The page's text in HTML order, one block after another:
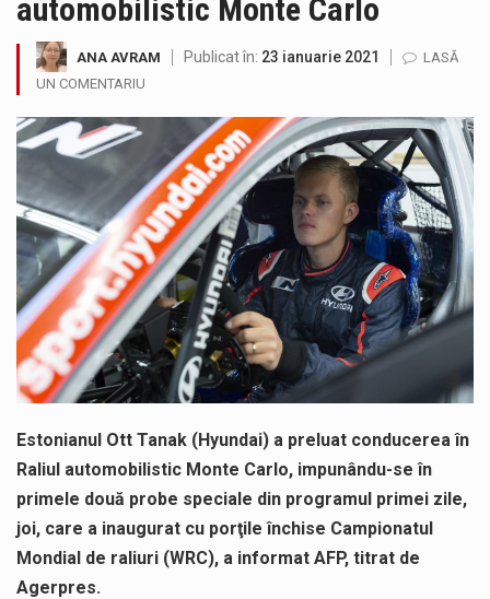
Fostul deputat si primar Cătălin Cherecheș a fost invitat la Horia Nasra Show unde a sustinut o dezbatere pe teme…
Liceul Ucrainean „Taras Șevcenko” din Sighetu Marmației, singurul liceu din România cu predare în limba ucraineană, are potențialul de a-și…
Proiectul pentru reconstrucția definitivă a podului peste râul Săsar din Baia Mare avansează într-o nouă etapă concretă. După asigurarea finanțării…
COD GALBEN. Interval de valabilitate: 07 august, ora 12.00 – 07 august, ora 23.00 / Fenomene vizate: instabilitate atmosferică, intensificări…
automobilistic Monte Carlo
ANA AVRAM Publicat în: 23 ianuarie 2021
LASĂ
UN COMENTARIU
Estonianul Ott Tanak (Hyundai) a preluat conducerea în
Raliul automobilistic Monte Carlo, impunându-se în
primele două probe speciale din programul primei zile,
joi, care a inaugurat cu porţile închise Campionatul
Mondial de raliuri (WRC), a informat AFP, titrat de
Agerpres.